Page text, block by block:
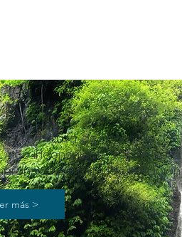
comienza, es imposible
inconsciente se vuelve
permite la alineación.
más >